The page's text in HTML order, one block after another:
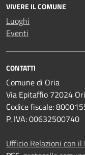
VIVERE IL COMUNE
Luoghi
Eventi
CONTATTI
Comune di Oria
Via Epitaffio 72024
Codice fiscale:
P. IVA: 00632500740
Ufficio Relazioni con il